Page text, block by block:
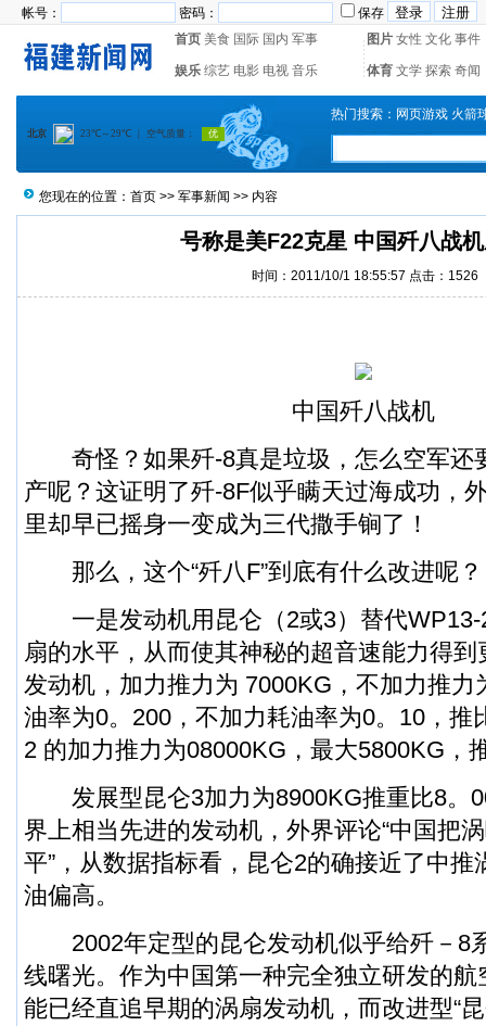
帐号： 密码：
保存
首页 美食 国际 国内 军事 图片 女性 文化 事件
娱乐 综艺 电影 电视 音乐 体育 文学 探索 奇闻
热门搜索： 网页游戏 火箭
您现在的位置： 首页 >> 军事新闻 >> 内容
号称是美F22克星 中国歼八战
时间：2011/10/1 18:55:57 点击：1526
中国歼八战机
奇怪？如果歼-8真是垃圾，怎么空军还
产呢？这证明了歼-8F似乎瞒天过海成功，
里却早已摇身一变成为三代撒手锏了！
那么，这个“歼八F”到底有什么改进呢？
一是发动机用昆仑（2或3）替代WP13-
扇的水平，从而使其神秘的超音速能力得
发动机，加力推力为 7000KG，不加力推力
油率为0。200，不加力耗油率为0。10，推
2 的加力推力为08000KG，最大5800KG，
发展型昆仑3加力为8900KG推重比8。
界上相当先进的发动机，外界评论“中国把
平”，从数据指标看，昆仑2的确接近了中推
油偏高。
2002年定型的昆仑发动机似乎给歼－8
线曙光。作为中国第一种完全独立研发的
能已经直追早期的涡扇发动机，而改进型“